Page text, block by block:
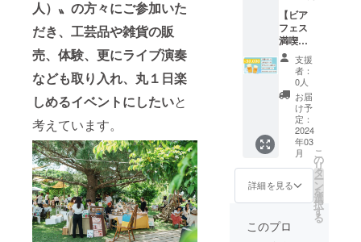
人）〟の方々にご参加いた
だき、工芸品や雑貨の販
売、体験、更にライブ演奏
なども取り入れ、丸１日楽
しめるイベントにしたいと
考えています。
記入く
ださい
（ひら
がな、
カタカ
ナ、漢
字、ア
ルファ
ベット
のいず
か）。
なお、
法は文
字のみ
り、色
「お名
前入り
特製T
シャ
ツ」と
は、出
店され
るブ
リュワ
リー様
とご支
援いた
だいた
名前を
入れた
ぱいビ
アフェ
円相
当） お
名前入
り
（大）
特製T
シャツ
・ご支
援いた
だいた
全ての
お客様
は、会
場時間
の３０
いただ
㎜） ・
オリジ
ナルリ
ユース
カップ
（440m
l、88㎜
×117㎜
×59㎜）
・場内
案内
図）
（A4用
紙） ス
テッ
ル券×２
枚
【ビア
フェス
満喫プ
ラン！
会場で
ある
ローカ
ルベー
スにご
宿泊】
お礼の
手紙 入
場セッ
ト×２
・リス
トバン
ド（紙
製、25
支援
者：
0人
お届
け予
定：
2024
年03
月
詳細を見る
こ
の
リ
タ
ー
ン
を
選
択
す
る
このプロ